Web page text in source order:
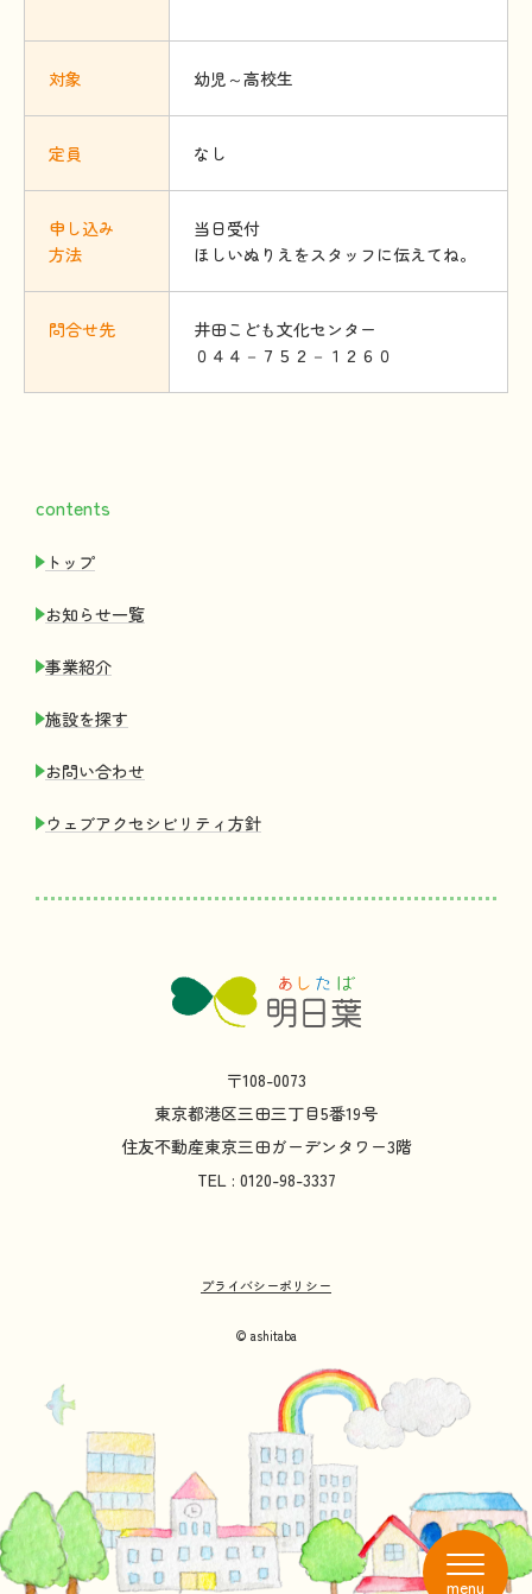
対象 幼児～高校生
定員 なし
申 し込み
方法
当日受付
ほしいぬりえをスタッフに伝えてね。
問合せ先
井田こども文化センター
０４４－７５２－１２６０
menu
contents
トップ
お知 らせ一覧
事業紹介
施設を探す
お問い合わせ
ウェブアクセシビリティ 方針
〒108-0073
東京都港区三田三丁目5番19号
住友不動産東京三田ガーデンタワー3階
TEL : 0120-98-3337
プライバシーポリシー
© ashitaba